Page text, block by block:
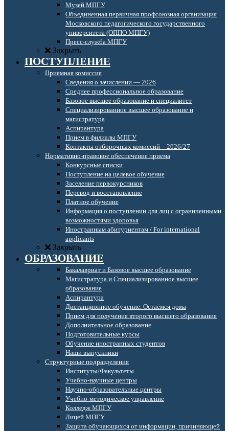
Музей МПГУ
Объединенная первичная профсоюзная организация
Московского педагогического государственного
университета (ОППО МПГУ)
Пресс-служба МПГУ
Закрыть
ПОСТУПЛЕНИЕ
Приемная комиссия
Сведения о зачислении — 2026
Среднее профессиональное образование
Базовое высшее образование и специалитет
Специализированное высшее образование и
магистратура
Аспирантура
Прием в филиалы МПГУ
Контакты отборочных комиссий – 2026/27
Нормативно-правовое обеспечение приема
Конкурсные списки
Поступление на целевое обучение
Заселение первокурсников
Перевод и восстановление
Платное обучение
Информация о поступлении для лиц с ограниченными
возможностями здоровья
Иностранным абитуриентам / For international
applicants
Закрыть
ОБРАЗОВАНИЕ
Бакалавриат и Базовое высшее образование
Магистратура и Специализированное высшее
образование
Аспирантура
Дистанционное обучение. Остаёмся дома
Прием для получения второго высшего образования
Дополнительное образование
Подготовительные курсы
Обучение иностранных студентов
Наши выпускники
Структурные подразделения
Институты/Факультеты
Учебно-научные центры
Научно-образовательные центры
Учебно-методическое управление
Колледж МПГУ
Лицей МПГУ
Защита обучающихся от информации, причиняющей